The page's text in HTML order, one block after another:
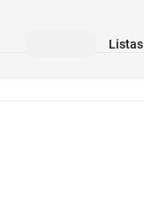
Listas